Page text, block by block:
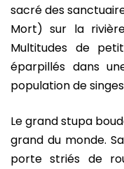
sacré des
Mort) sur la
Multitudes de
éparpillés dans
population de
Le grand stupa
grand du monde.
porte striés de